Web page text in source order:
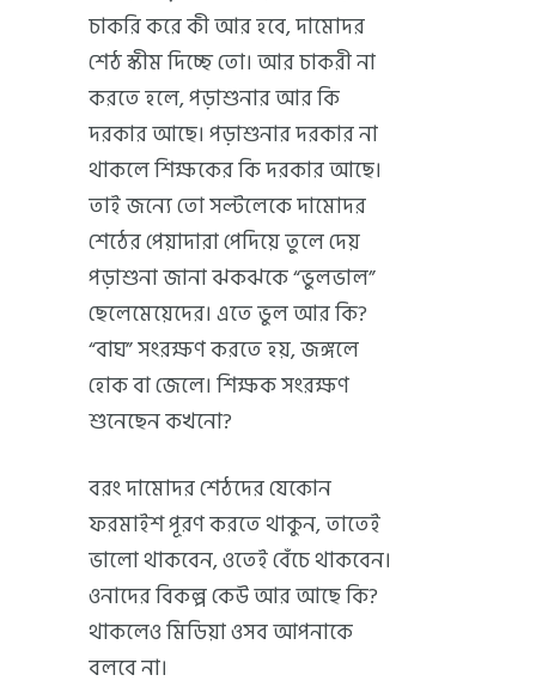
চাকরি করে কী আর হবে, দামোদর
শেঠ স্কীম দিচ্ছে তো। আর চাকরী না
করতে হলে, পড়াশুনার আর কি
দরকার আছে। পড়াশুনার দরকার না
থাকলে শিক্ষকের কি দরকার আছে।
তাই জন্যে তো সল্টলেকে দামোদর
শেঠের পেয়াদারা পেদিয়ে তুলে দেয়
পড়াশুনা জানা ঝকঝকে “ভুলভাল”
ছেলেমেয়েদের। এতে ভুল আর কি?
“বাঘ” সংরক্ষণ করতে হয়, জঙ্গলে
হোক বা জেলে। শিক্ষক সংরক্ষণ
শুনেছেন কখনো?
বরং দামোদর শেঠদের যেকোন
ফরমাইশ পূরণ করতে থাকুন, তাতেই
ভালো থাকবেন, ওতেই বেঁচে থাকবেন।
ওনাদের বিকল্প কেউ আর আছে কি?
থাকলেও মিডিয়া ওসব আপনাকে
বলবে না।